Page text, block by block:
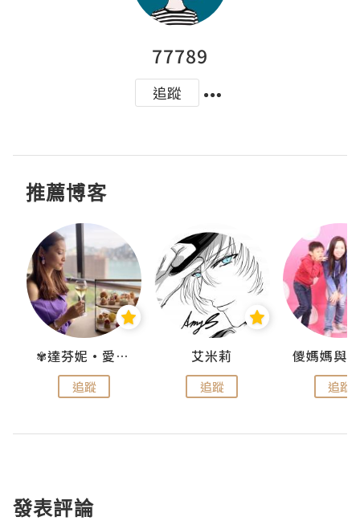
77789
追蹤
推薦博客
✾達芬妮•愛孩子•愛生活✾
追蹤
艾米莉
追蹤 追蹤
發表評論